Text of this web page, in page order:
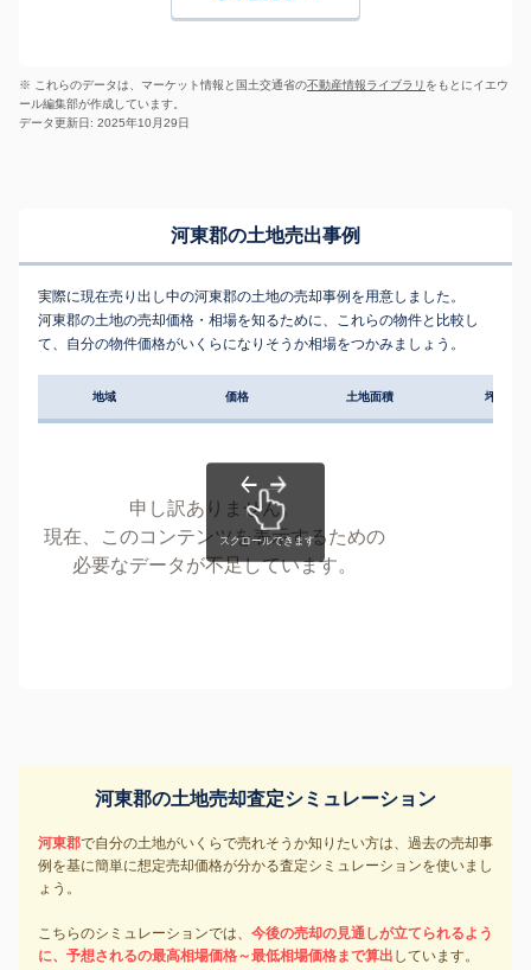
※ これらのデータは、マーケット情報と国土交通省の不動産情報ライブラリ をもとにイエウ
ール編集部が作成しています。
データ更新日: 2025年10月29日
河東郡の土地売出事例
実際に現在売り出し中の河東郡の土地の売却事例を用意しました。
河東郡の土地の売却価格・相場を知るために、これらの物件と比較し
て、自分の物件価格がいくらになりそうか相場をつかみましょう。
地域 価格 土地面積 坪単価
申し訳ありません。
現在、このコンテンツを表示するための
必要なデータが不足しています。
河東郡の土地売却査定シミュレーション
河東郡で自分の土地がいくらで売れそうか知りたい方は、過去の売却事
例を基に簡単に想定売却価格が分かる査定シミュレーションを使いまし
ょう。
こちらのシミュレーションでは、 今後の売却の見通しが立てられるよう
に、予想されるの最高相場価格～最低相場価格まで算出 しています。